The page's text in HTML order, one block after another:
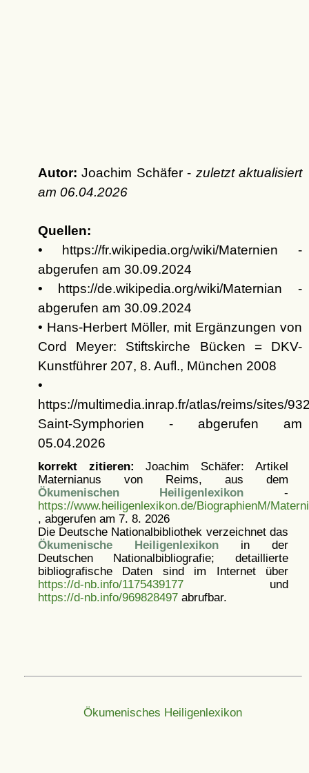
Autor: Joachim Schäfer - zuletzt aktualisiert
am 06.04.2026
Quellen:
• https://fr.wikipedia.org/wiki/Maternien -
abgerufen am 30.09.2024
• https://de.wikipedia.org/wiki/Maternian -
abgerufen am 30.09.2024
• Hans-Herbert Möller, mit Ergänzungen von
Cord Meyer: Stiftskirche Bücken = DKV-
Kunstführer 207, 8. Aufl., München 2008
•
https://multimedia.inrap.fr/atlas/reims/sites/
Saint-Symphorien - abgerufen am
05.04.2026
korrekt zitieren: Joachim Schäfer: Artikel
Maternianus von Reims, aus dem
Ökumenischen Heiligenlexikon -
https://www.heiligenlexikon.de/BiographienM/
, abgerufen am 7. 8. 2026
Die Deutsche Nationalbibliothek verzeichnet das
Ökumenische Heiligenlexikonin der
Deutschen Nationalbibliografie; detaillierte
bibliografische Daten sind im Internet über
https://d-nb.info/1175439177und
https://d-nb.info/969828497abrufbar.
Ökumenisches Heiligenlexikon